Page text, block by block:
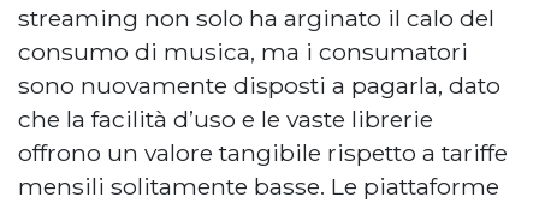
streaming non solo ha arginato il calo del
consumo di musica, ma i consumatori
sono nuovamente disposti a pagarla, dato
che la facilità d’uso e le vaste librerie
offrono un valore tangibile rispetto a tariffe
mensili solitamente basse. Le piattaforme